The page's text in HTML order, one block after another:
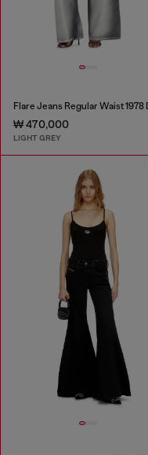
₩ 470,000
LIGHT GREY